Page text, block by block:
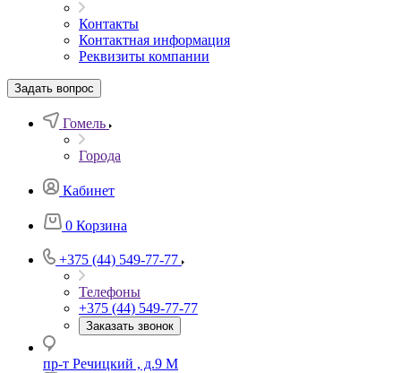
Контакты
Контактная информация
Реквизиты компании
Задать вопрос
Гомель
Города
Кабинет
0 Корзина
+375 (44) 549-77-77
Телефоны
+375 (44) 549-77-77
Заказать звонок
пр-т Речицкий , д.9 М